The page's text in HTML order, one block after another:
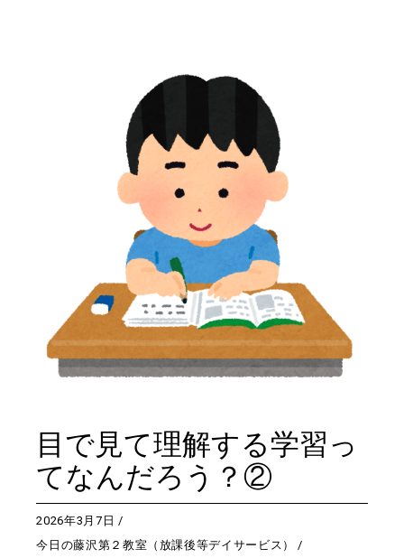
目で見て理解する学習っ
てなんだろう？②
2026年3月7日
今日の藤沢第２教室（放課後等デイサービス）